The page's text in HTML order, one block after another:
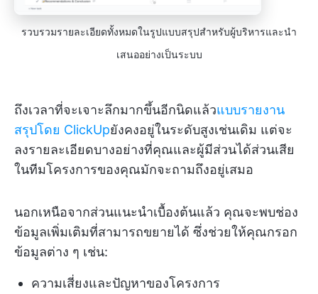
รวบรวมรายละเอียดทั้งหมดในรูปแบบสรุปสำหรับผู้บริหารและนำ
เสนออย่างเป็นระบบ
ถึงเวลาที่จะเจาะลึกมากขึ้นอีกนิดแล้วแบบรายงาน
สรุปโดย ClickUpยังคงอยู่ในระดับสูงเช่นเดิม แต่จะ
ลงรายละเอียดบางอย่างที่คุณและผู้มีส่วนได้ส่วนเสีย
ในทีมโครงการของคุณมักจะถามถึงอยู่เสมอ
นอกเหนือจากส่วนแนะนำเบื้องต้นแล้ว คุณจะพบช่อง
ข้อมูลเพิ่มเติมที่สามารถขยายได้ ซึ่งช่วยให้คุณกรอก
ข้อมูลต่าง ๆ เช่น:
ความเสี่ยงและปัญหาของโครงการ